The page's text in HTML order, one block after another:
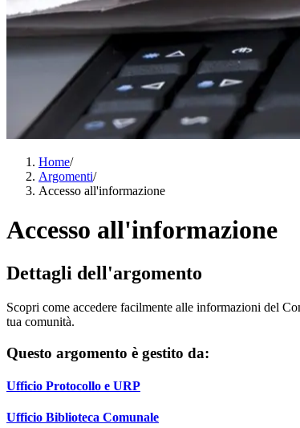
Home/
Argomenti/
Accesso all'informazione
Accesso all'informazione
Dettagli dell'argomento
Scopri come accedere facilmente alle informazioni del
tua comunità.
Questo argomento è gestito da:
Ufficio Protocollo e URP
Ufficio Biblioteca Comunale